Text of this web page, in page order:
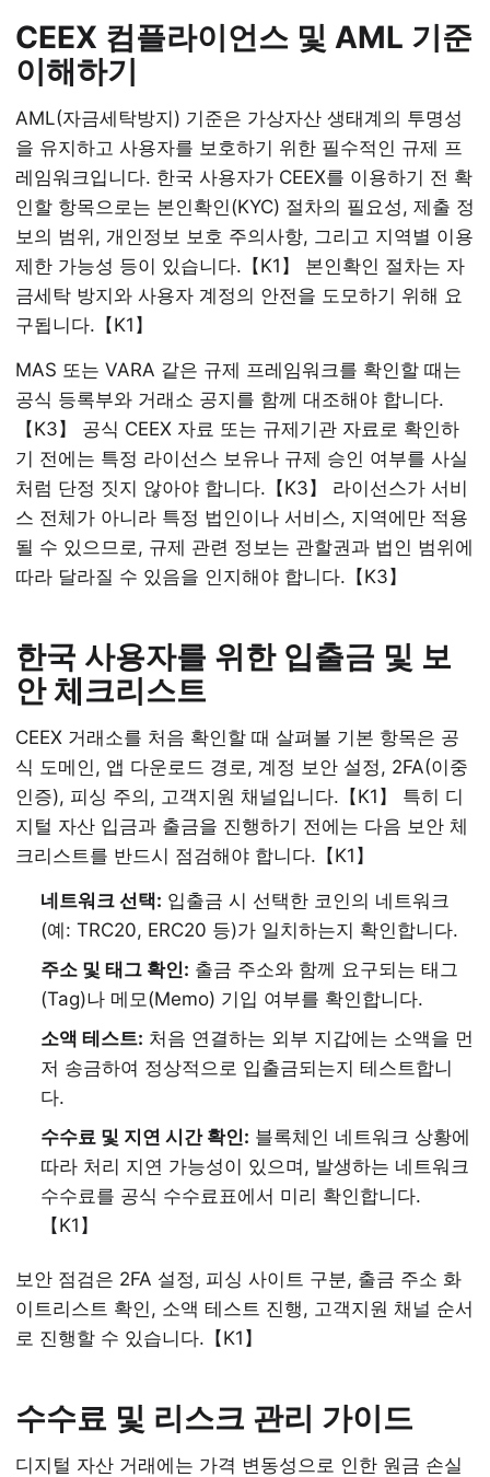
CEEX 컴플라이언스 및 AML 기준
이해하기
AML(자금세탁방지) 기준은 가상자산 생태계의 투명성
을 유지하고 사용자를 보호하기 위한 필수적인 규제 프
레임워크입니다. 한국 사용자가 CEEX를 이용하기 전 확
인할 항목으로는 본인확인(KYC) 절차의 필요성, 제출 정
보의 범위, 개인정보 보호 주의사항, 그리고 지역별 이용
제한 가능성 등이 있습니다.【K1】 본인확인 절차는 자
금세탁 방지와 사용자 계정의 안전을 도모하기 위해 요
구됩니다.【K1】
MAS 또는 VARA 같은 규제 프레임워크를 확인할 때는
공식 등록부와 거래소 공지를 함께 대조해야 합니다.
【K3】 공식 CEEX 자료 또는 규제기관 자료로 확인하
기 전에는 특정 라이선스 보유나 규제 승인 여부를 사실
처럼 단정 짓지 않아야 합니다.【K3】 라이선스가 서비
스 전체가 아니라 특정 법인이나 서비스, 지역에만 적용
될 수 있으므로, 규제 관련 정보는 관할권과 법인 범위에
따라 달라질 수 있음을 인지해야 합니다.【K3】
한국 사용자를 위한 입출금 및 보
안 체크리스트
CEEX 거래소를 처음 확인할 때 살펴볼 기본 항목은 공
식 도메인, 앱 다운로드 경로, 계정 보안 설정, 2FA(이중
인증), 피싱 주의, 고객지원 채널입니다.【K1】 특히 디
지털 자산 입금과 출금을 진행하기 전에는 다음 보안 체
크리스트를 반드시 점검해야 합니다.【K1】
네트워크 선택: 입출금 시 선택한 코인의 네트워크
(예: TRC20, ERC20 등)가 일치하는지 확인합니다.
주소 및 태그 확인: 출금 주소와 함께 요구되는 태그
(Tag)나 메모(Memo) 기입 여부를 확인합니다.
소액 테스트: 처음 연결하는 외부 지갑에는 소액을 먼
저 송금하여 정상적으로 입출금되는지 테스트합니
다.
수수료 및 지연 시간 확인: 블록체인 네트워크 상황에
따라 처리 지연 가능성이 있으며, 발생하는 네트워크
수수료를 공식 수수료표에서 미리 확인합니다.
【K1】
보안 점검은 2FA 설정, 피싱 사이트 구분, 출금 주소 화
이트리스트 확인, 소액 테스트 진행, 고객지원 채널 순서
로 진행할 수 있습니다.【K1】
수수료 및 리스크 관리 가이드
디지털 자산 거래에는 가격 변동성으로 인한 원금 손실